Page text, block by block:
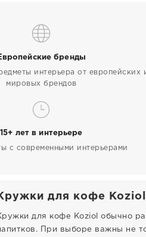
бренды
интерьера от европейских
мировых брендов
15+ лет в интерьере
с современными интерьерами
для кофе
для кофе Koziol обычно
При выборе важны не